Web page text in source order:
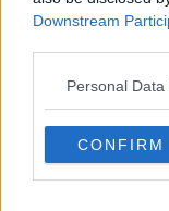
Downstream
Personal
CONFIRM
alle principali